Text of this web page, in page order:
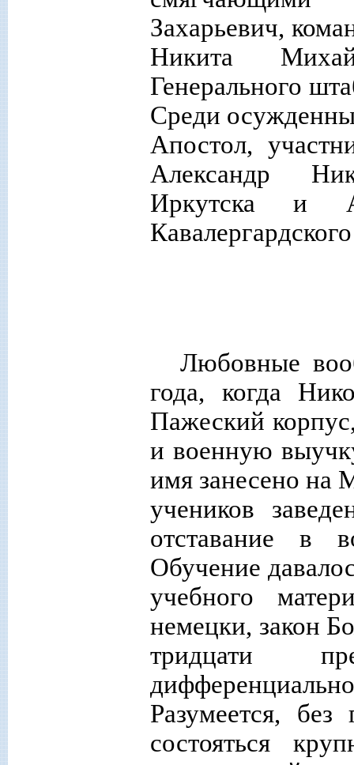
Захарьевич,
Никита
Генерального
Среди
Апостол,
Александр
Иркутска и
Любовные
года, когда
Пажеский
и военную
имя занесено на
учеников
отставание в
Обучение
учебного
немецки, закон
тридцати
Разумеется,
состояться